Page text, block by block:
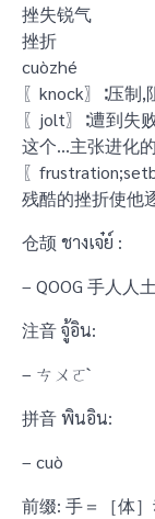
挫失锐气
挫折
cuòzhé
〖knock〗∶压制
〖jolt〗∶遭到失
这个…主张进化
〖
残酷的挫折使他
仓颉 ชางเจ๋ย์ :
– QOOG 手人人土
注音 จู้อิน:
– ㄘㄨㄛˋ
拼音 พินอิน:
– cuò
前缀: 手＝［体］